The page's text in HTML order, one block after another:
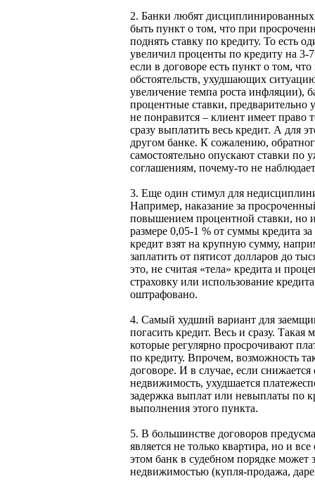
2. Банки любят
быть пункт о том, что при
поднять ставку по кредиту. То есть
увеличил проценты по кредиту на
если в договоре есть пункт о том,
обстоятельств, ухудшающих
увеличение темпа роста инфляции),
процентные ставки, предварительно
не понравится – клиент имеет право
сразу выплатить весь кредит. А для
другом банке. К сожалению,
самостоятельно опускают ставки
соглашениям, почему-то не
3. Еще один стимул для
Например, наказание за
повышением процентной ставки, но
размере 0,05-1 % от суммы кредита
кредит взят на крупную сумму,
заплатить от пятисот долларов до
это, не считая «тела» кредита и
страховку или использование
оштрафовано.
4. Самый худший вариант для
погасить кредит. Весь и сразу.
которые регулярно просрочивают
по кредиту. Впрочем, возможность
договоре. И в случае, если
недвижимость, ухудшается
задержка выплат или невыплаты по
выполнения этого пункта.
5. В большинстве договоров
является не только квартира, но и
этом банк в судебном порядке может
недвижимостью (купля-продажа,